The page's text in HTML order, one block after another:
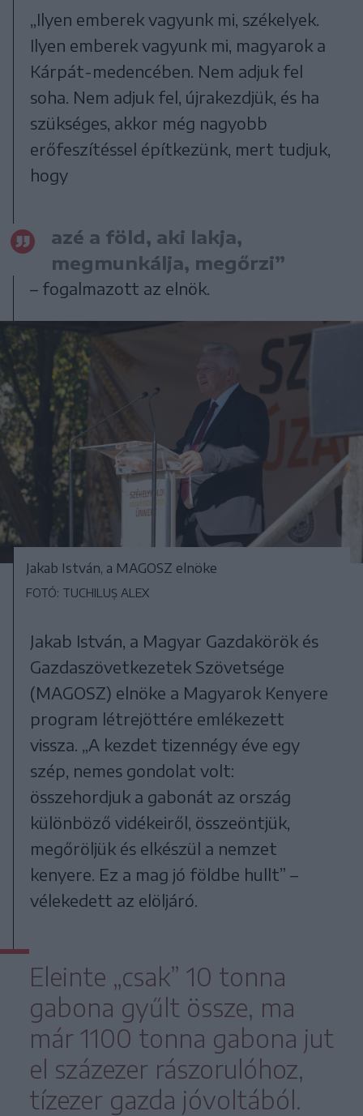
„Ilyen emberek vagyunk mi, székelyek.
Ilyen emberek vagyunk mi, magyarok a
Kárpát-medencében. Nem adjuk fel
soha. Nem adjuk fel, újrakezdjük, és ha
szükséges, akkor még nagyobb
erőfeszítéssel építkezünk, mert tudjuk,
hogy
azé a föld, aki lakja,
megmunkálja, megőrzi”
– fogalmazott az elnök.
Jakab István, a MAGOSZ elnöke
FOTÓ: TUCHILUȘ ALEX
Jakab István, a Magyar Gazdakörök és
Gazdaszövetkezetek Szövetsége
(MAGOSZ) elnöke a Magyarok Kenyere
program létrejöttére emlékezett
vissza. „A kezdet tizennégy éve egy
szép, nemes gondolat volt:
összehordjuk a gabonát az ország
különböző vidékeiről, összeöntjük,
megőröljük és elkészül a nemzet
kenyere. Ez a mag jó földbe hullt” –
vélekedett az elöljáró.
Eleinte „csak” 10 tonna
gabona gyűlt össze, ma
már 1100 tonna gabona jut
el százezer rászorulóhoz,
tízezer gazda jóvoltából.